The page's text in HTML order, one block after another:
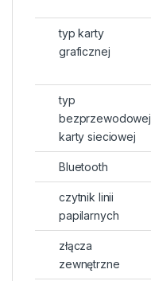
typ karty
graficznej
typ
bezprzewodowej
karty sieciowej
Bluetooth
czytnik linii
papilarnych
złącza
zewnętrzne